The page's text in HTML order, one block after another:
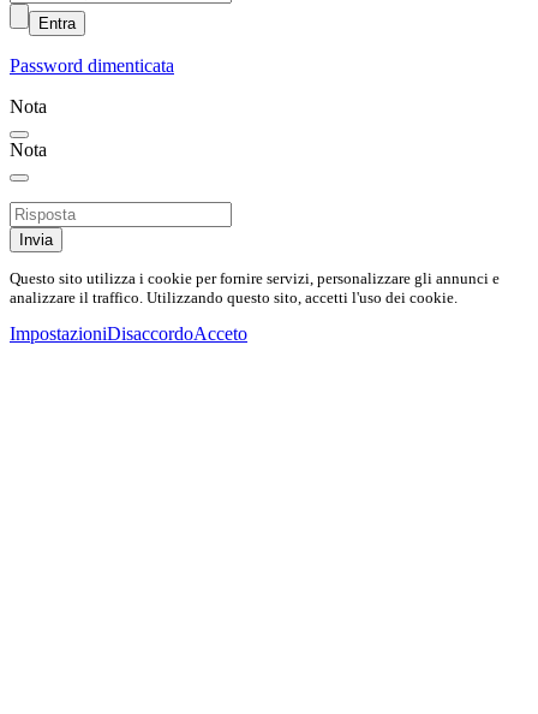
Entra
Password dimenticata
Nota
Nota
Invia
Questo sito utilizza i cookie per fornire servizi, personalizzare gli annunci e
analizzare il traffico. Utilizzando questo sito, accetti l'uso dei cookie.
ImpostazioniDisaccordoAcceto